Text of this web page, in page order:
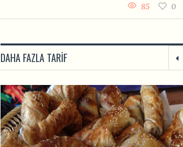
0
85
DAHA FAZLA TARIF